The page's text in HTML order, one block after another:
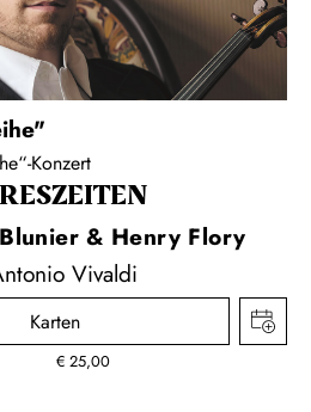
Konzert
& Henry Flory
Vivaldi
Karten
€ 25,00